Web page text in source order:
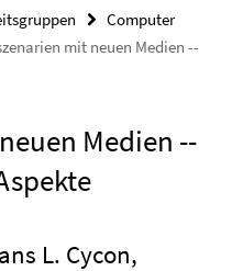
Computer
mit neuen Medien --
Medien --
L. Cycon,